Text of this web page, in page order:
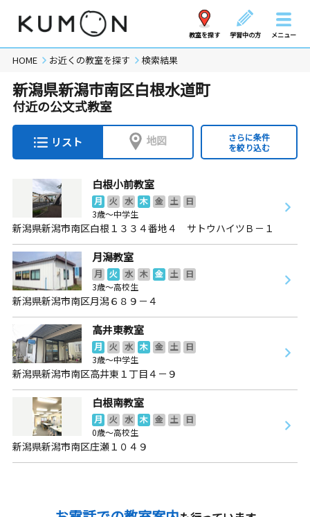
教室を探す 学習中の方 メニュー
HOME お近くの教室を探す 検索結果
新潟県新潟市南区白根水道町
付近の公文式教室
リスト 地図
さらに条件
を絞り込む
白根小前教室
月 火 水 木 金 土
日
3歳～中学生
新潟県新潟市南区白根１３３４番地４ サトウハイツＢ－１
月潟教室
月 火 水 木 金 土
日
3歳～高校生
新潟県新潟市南区月潟６８９－４
高井東教室
月 火 水 木 金 土
日
3歳～中学生
新潟県新潟市南区高井東１丁目４－９
白根南教室
月 火 水 木 金 土
日
0歳～高校生
新潟県新潟市南区庄瀬１０４９